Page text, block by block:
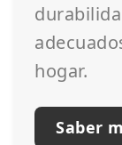
hogar.
Saber